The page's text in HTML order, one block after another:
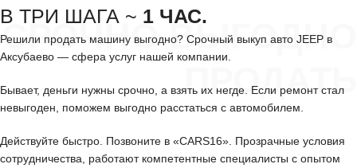
СРОЧНО ВЫГОДНО
ПРОДАТЬ
В ТРИ ШАГА ~ 1 ЧАС.
Решили продать машину выгодно? Срочный выкуп авто JEEP в
Аксубаево — сфера услуг нашей компании.
Бывает, деньги нужны срочно, а взять их негде. Если ремонт стал
невыгоден, поможем выгодно расстаться с автомобилем.
Действуйте быстро. Позвоните в «CARS16». Прозрачные условия
сотрудничества, работают компетентные специалисты с опытом